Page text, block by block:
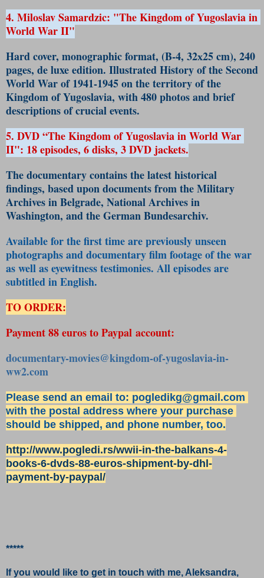
4. Miloslav Samardzic: "The Kingdom of Yugoslavia in
World War II"
Hard cover, monographic format, (B-4, 32х25 cm), 240
pages, de luxe edition. Illustrated History of the Second
World War of 1941-1945 on the territory of the
Kingdom of Yugoslavia, with 480 photos and brief
descriptions of crucial events.
5. DVD “The Kingdom of Yugoslavia in World War
II": 18 episodes, 6 disks, 3 DVD jackets.
The documentary contains the latest historical
findings, based upon documents from the Military
Archives in Belgrade, National Archives in
Washington, and the German Bundesarchiv.
Available for the first time are previously unseen
photographs and documentary film footage of the war
as well as eyewitness testimonies. All episodes are
subtitled in English.
TO ORDER:
Payment 88 euros to Paypal account:
documentary-movies@kingdom-of-yugoslavia-in-
ww2.com
Please send an email to: pogledikg@gmail.com
with the postal address where your purchase
should be shipped, and phone number, too.
http://www.pogledi.rs/wwii-in-the-balkans-4-
books-6-dvds-88-euros-shipment-by-dhl-
payment-by-paypal/
*****
If you would like to get in touch with me, Aleksandra,